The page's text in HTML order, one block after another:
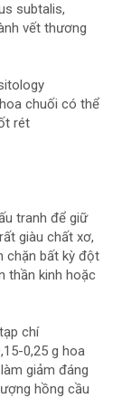
subtalis,
vết thương
chuối có thể
rét
tranh để giữ
giàu chất xơ,
chặn bất kỳ đột
thần kinh hoặc
chí
0,25 g hoa
giảm đáng
hồng cầu